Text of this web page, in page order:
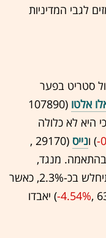
לגבי המדיניות
סטריט בפער
אלטו (107890
בכ-3.3% (אם כי היא לא כלולה
-‏) ונייס (29170 ,‎
בכ-2.3%, כאשר
-4.54%‏) יאבדו